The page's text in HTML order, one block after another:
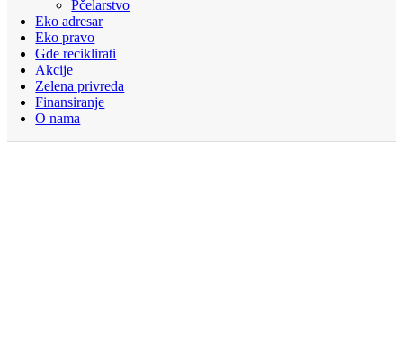
Pčelarstvo
Eko adresar
Eko pravo
Gde reciklirati
Akcije
Zelena privreda
Finansiranje
O nama